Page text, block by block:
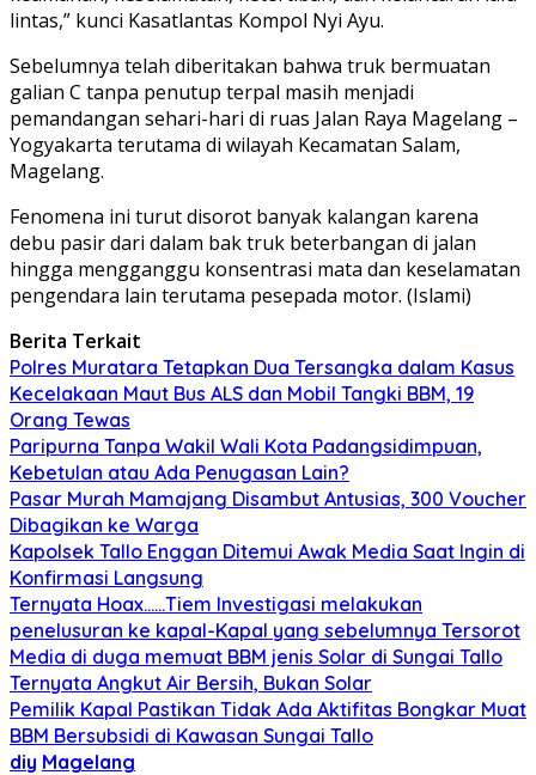
lintas,” kunci Kasatlantas Kompol Nyi Ayu.
Sebelumnya telah diberitakan bahwa truk bermuatan
galian C tanpa penutup terpal masih menjadi
pemandangan sehari-hari di ruas Jalan Raya Magelang –
Yogyakarta terutama di wilayah Kecamatan Salam,
Magelang.
Fenomena ini turut disorot banyak kalangan karena
debu pasir dari dalam bak truk beterbangan di jalan
hingga mengganggu konsentrasi mata dan keselamatan
pengendara lain terutama pesepada motor. (Islami)
Berita Terkait
Polres Muratara Tetapkan Dua Tersangka dalam Kasus
Kecelakaan Maut Bus ALS dan Mobil Tangki BBM, 19
Orang Tewas
Paripurna Tanpa Wakil Wali Kota Padangsidimpuan,
Kebetulan atau Ada Penugasan Lain?
Pasar Murah Mamajang Disambut Antusias, 300 Voucher
Dibagikan ke Warga
Kapolsek Tallo Enggan Ditemui Awak Media Saat Ingin di
Konfirmasi Langsung
Ternyata Hoax……Tiem Investigasi melakukan
penelusuran ke kapal-Kapal yang sebelumnya Tersorot
Media di duga memuat BBM jenis Solar di Sungai Tallo
Ternyata Angkut Air Bersih, Bukan Solar
Pemilik Kapal Pastikan Tidak Ada Aktifitas Bongkar Muat
BBM Bersubsidi di Kawasan Sungai Tallo
diy Magelang